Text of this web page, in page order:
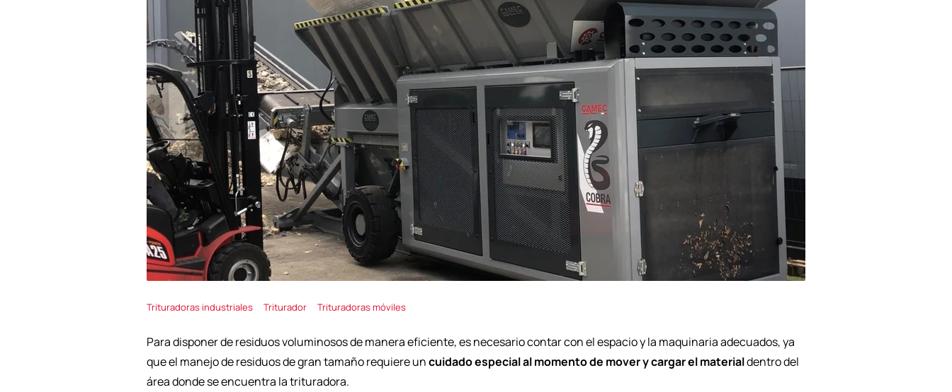
Trituradoras industriales Triturador Trituradoras móviles
Para disponer de residuos voluminosos de manera eficiente, es necesario contar con el espacio y la maquinaria adecuados, ya
que el manejo de residuos de gran tamaño requiere uncuidado especial al momento de mover y cargar el materialdentro del
área donde se encuentra la trituradora.